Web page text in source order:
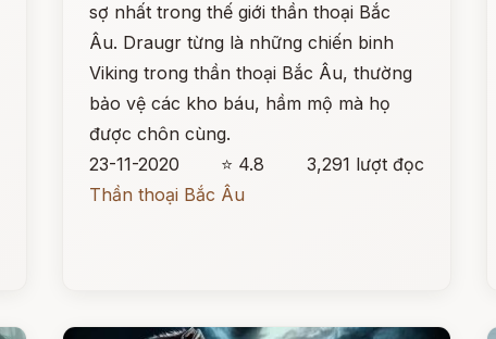
sợ nhất trong thế giới thần thoại Bắc
Âu. Draugr từng là những chiến binh
Viking trong thần thoại Bắc Âu, thường
bảo vệ các kho báu, hầm mộ mà họ
được chôn cùng.
23-11-2020
⭐ 4.8
3,291 lượt đọc
Thần thoại Bắc Âu